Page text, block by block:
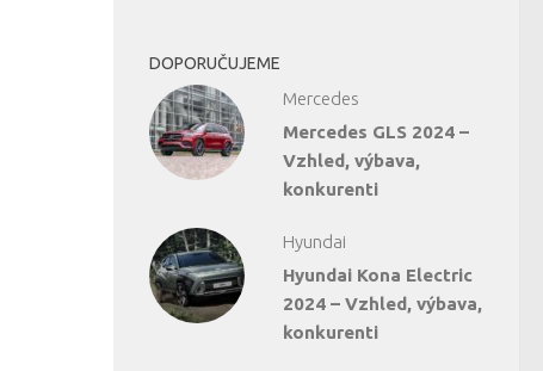
DOPORUČUJEME
Mercedes
Mercedes GLS 2024 –
Vzhled, výbava,
konkurenti
Hyundai
Hyundai Kona Electric
2024 – Vzhled, výbava,
konkurenti